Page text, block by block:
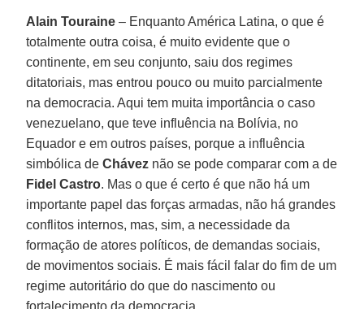
Alain Touraine – Enquanto América Latina, o que é
totalmente outra coisa, é muito evidente que o
continente, em seu conjunto, saiu dos regimes
ditatoriais, mas entrou pouco ou muito parcialmente
na democracia. Aqui tem muita importância o caso
venezuelano, que teve influência na Bolívia, no
Equador e em outros países, porque a influência
simbólica deChávez não se pode comparar com a de
Fidel Castro. Mas o que é certo é que não há um
importante papel das forças armadas, não há grandes
conflitos internos, mas, sim, a necessidade da
formação de atores políticos, de demandas sociais,
de movimentos sociais. É mais fácil falar do fim de um
regime autoritário do que do nascimento ou
fortalecimento da democracia.